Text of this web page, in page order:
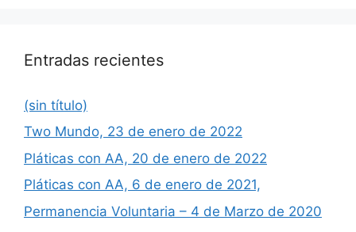
Entradas recientes
(sin título)
Two Mundo, 23 de enero de 2022
Pláticas con AA, 20 de enero de 2022
Pláticas con AA, 6 de enero de 2021,
Permanencia Voluntaria – 4 de Marzo de 2020